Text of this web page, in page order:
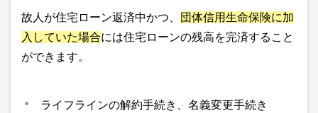
故人が住宅ローン返済中かつ、
団体信用生命保険に加
入していた場合には住宅ローンの残高を完済すること
ができます。
ライフラインの解約手続き、名義変更手続き